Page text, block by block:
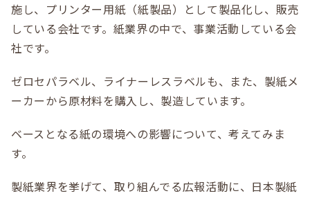
施し、プリンター用紙（紙製品）として製品化し、販売
している会社です。紙業界の中で、事業活動している会
社です。
ゼロセパラベル、ライナーレスラベルも、また、製紙メ
ーカーから原材料を購入し、製造しています。
ベースとなる紙の環境への影響について、考えてみま
す。
製紙業界を挙げて、取り組んでる広報活動に、日本製紙